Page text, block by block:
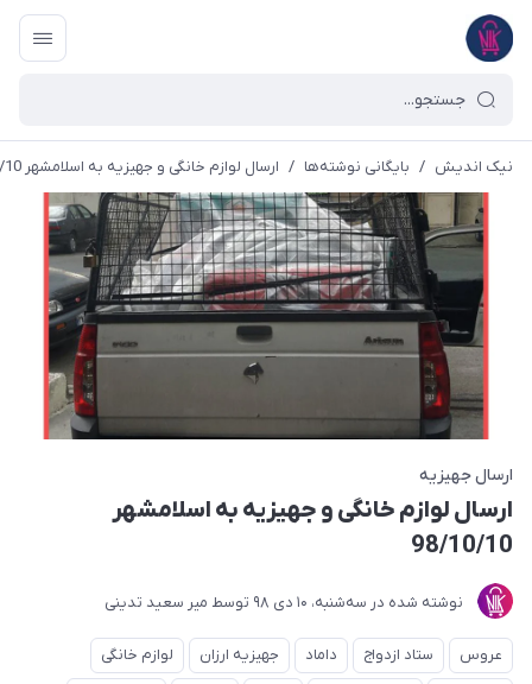
نیک اندیش / بایگانی نوشته‌ها / ارسال لوازم خانگی و جهیزیه به اسلامشهر 98/10/10
ارسال جهیزیه
ارسال لوازم خانگی و جهیزیه به اسلامشهر
98/10/10
نوشته شده در ﺳﻪشنبه، 10 دی 98 توسط میر سعید تدینی
عروس ستاد ازدواج داماد جهیزیه ارزان
لوازم خانگی